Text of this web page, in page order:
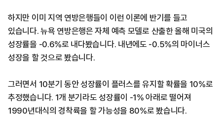
하지만 이미 지역 연방은행들이 이런 이론에 반기를 들고
있습니다. 뉴욕 연방은행은 자체 예측 모델로 산출한 올해 미국의
성장률을 -0.6%로 내다봤습니다. 내년에도 -0.5%의 마이너스
성장을 할 것으로 봤습니다.
그러면서 10분기 동안 성장률이 플러스를 유지할 확률을 10%로
추정했습니다. 1개 분기라도 성장률이 -1% 아래로 떨어져
1990년대식의 경착륙을 할 가능성을 80%로 봤습니다.